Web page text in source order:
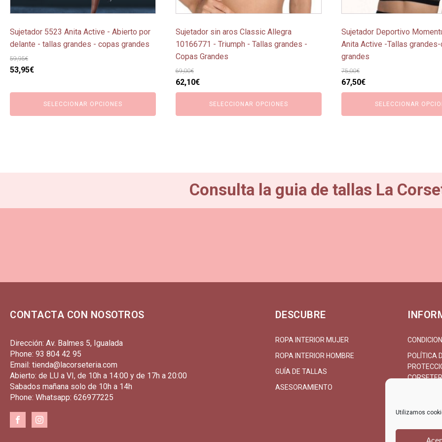
Utilizamos
Sujetador 5523 Anita Active - Abierto por
delante - tallas grandes - copas grandes
59,95€
El
original
59,95€.
53,95€El
actual
es:
53,95€.
SELECCIONAR OPCIONES
la
de
producto
Sujetador sin aros Classic Allegra
10166771 - Triumph - Tallas grandes -
Copas Grandes
69,00€
El
precio
era:
62,10€El
precio
actual
es:
SELECCIONAR OPCIONES
de
producto
Sujetador Deportivo
Anita Active -Tallas
grandes
75,00€
El
precio
era:
67,50€El
precio
actual
es:
SELECCIONAR
de
producto
Consulta la guia de tallas La
CONTACTA CON NOSOTROS
Dirección: Av. Balmes 5, Igualada
Phone: 93 804 42 95
Email: tienda@lacorseteria.com
Abierto: de LU a VI, de 10h a 14:00 y de 17h a 20:00
Sabados mañana solo de 10h a 14h
Phone: Whatsapp: 626977225
DESCUBRE
ROPA INTERIOR MUJER
ROPA INTERIOR HOMBRE
GUÍA DE TALLAS
ASESORAMIENTO
POLÍTICA